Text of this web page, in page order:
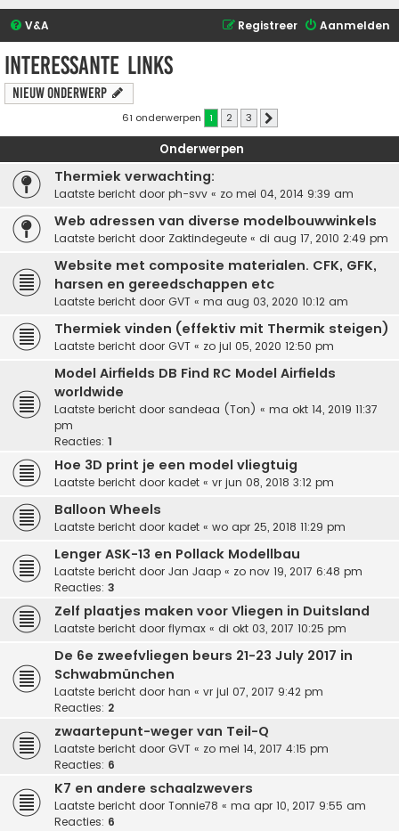
V&A Aanmelden
Registreer
Interessante links
Nieuw onderwerp
61 onderwerpen 1 2 3
Onderwerpen
Thermiek verwachting:
Laatste bericht door ph-svv « zo mei 04, 2014 9:39 am
Web adressen van diverse modelbouwwinkels
Laatste bericht door Zaktindegeute « di aug 17, 2010 2:49 pm
Website met composite materialen. CFK, GFK,
harsen en gereedschappen etc
Laatste bericht door GVT « ma aug 03, 2020 10:12 am
Thermiek vinden (effektiv mit Thermik steigen)
Laatste bericht door GVT « zo jul 05, 2020 12:50 pm
Model Airfields DB Find RC Model Airfields
worldwide
Laatste bericht door sandeaa (Ton) « ma okt 14, 2019 11:37
pm
Reacties: 1
Hoe 3D print je een model vliegtuig
Laatste bericht door kadet « vr jun 08, 2018 3:12 pm
Balloon Wheels
Laatste bericht door kadet « wo apr 25, 2018 11:29 pm
Lenger ASK-13 en Pollack Modellbau
Laatste bericht door Jan Jaap « zo nov 19, 2017 6:48 pm
Reacties: 3
Zelf plaatjes maken voor Vliegen in Duitsland
Laatste bericht door flymax « di okt 03, 2017 10:25 pm
De 6e zweefvliegen beurs 21-23 July 2017 in
Schwabmünchen
Laatste bericht door han « vr jul 07, 2017 9:42 pm
Reacties: 2
zwaartepunt-weger van Teil-Q
Laatste bericht door GVT « zo mei 14, 2017 4:15 pm
Reacties: 6
K7 en andere schaalzwevers
Laatste bericht door Tonnie78 « ma apr 10, 2017 9:55 am
Reacties: 6